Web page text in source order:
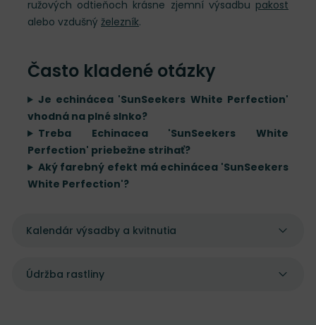
ružových odtieňoch krásne zjemní výsadbu pakost
alebo vzdušný železník.
Často kladené otázky
Je echinácea 'SunSeekers White Perfection'
vhodná na plné slnko?
Treba Echinacea 'SunSeekers White
Perfection' priebežne strihať?
Aký farebný efekt má echinácea 'SunSeekers
White Perfection'?
Kalendár výsadby a kvitnutia
Údržba rastliny